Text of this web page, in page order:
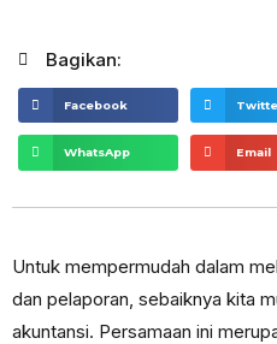
Bagikan:
Facebook
WhatsApp Email
Untuk mempermudah dalam
dan pelaporan, sebaiknya kita
akuntansi. Persamaan ini